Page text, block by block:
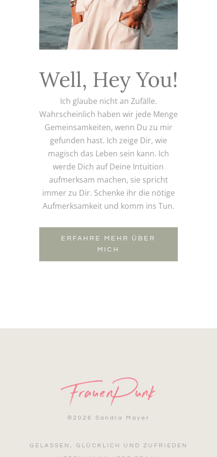
Well, Hey You!
Ich glaube nicht an Zufälle.
Wahrscheinlich haben wir jede Menge
Gemeinsamkeiten, wenn Du zu mir
gefunden hast. Ich zeige Dir, wie
magisch das Leben sein kann. Ich
werde Dich auf Deine Intuition
aufmerksam machen, sie spricht
immer zu Dir. Schenke ihr die nötige
Aufmerksamkeit und komm ins Tun.
ERFAHRE MEHR ÜBER
MICH
© 2026 Sandra Mayer
GELASSEN, GLÜCKLICH UND ZUFRIEDEN